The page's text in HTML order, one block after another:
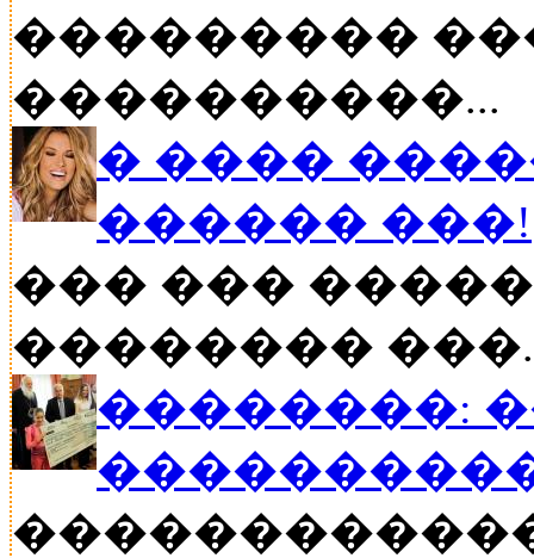
���������
����������...
� ����
������ ���!
��� ���
��������
��������: